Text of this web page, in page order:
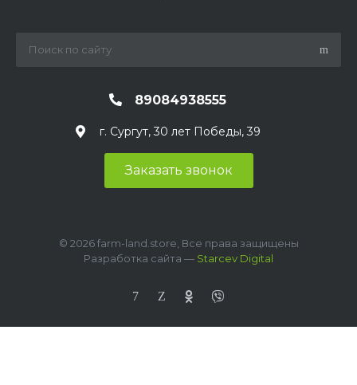
89084938555
г. Сургут, 30 лет Победы, 39
Заказать звонок
© 2026 farm-land.store, Все права защищены
Разработка сайта — Starcev Digital